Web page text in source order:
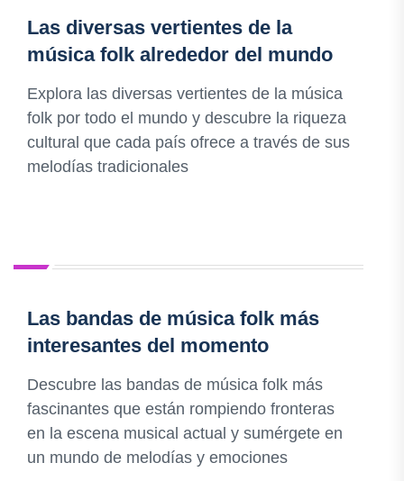
Las diversas vertientes de la
música folk alrededor del mundo
Explora las diversas vertientes de la música
folk por todo el mundo y descubre la riqueza
cultural que cada país ofrece a través de sus
melodías tradicionales
Las bandas de música folk más
interesantes del momento
Descubre las bandas de música folk más
fascinantes que están rompiendo fronteras
en la escena musical actual y sumérgete en
un mundo de melodías y emociones